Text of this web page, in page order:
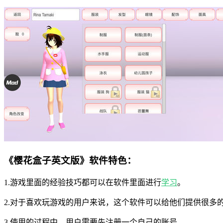
《樱花盒子英文版》软件特色：
1.游戏里面的经验技巧都可以在软件里面进行学习。
2.对于喜欢玩游戏的用户来说，这个软件可以给他们提供很多